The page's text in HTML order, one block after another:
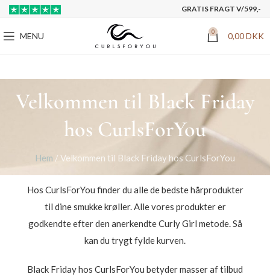
GRATIS FRAGT V/599,-
MENU 0 0,00DKK
Velkommen til Black Friday
hos CurlsForYou
Hem / Velkommen til Black Friday hos CurlsForYou
Hos CurlsForYou finder du alle de bedste hårprodukter
til dine smukke krøller. Alle vores produkter er
godkendte efter den anerkendte Curly Girl metode. Så
kan du trygt fylde kurven.
Black Friday hos CurlsForYou betyder masser af tilbud